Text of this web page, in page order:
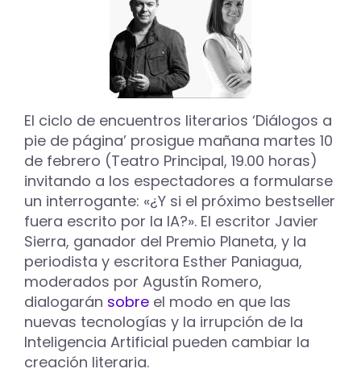
El ciclo de encuentros literarios ‘Diálogos a
pie de página’ prosigue mañana martes 10
de febrero (Teatro Principal, 19.00 horas)
invitando a los espectadores a formularse
un interrogante: «¿Y si el próximo bestseller
fuera escrito por la IA?». El escritor Javier
Sierra, ganador del Premio Planeta, y la
periodista y escritora Esther Paniagua,
moderados por Agustín Romero,
dialogarán sobre el modo en que las
nuevas tecnologías y la irrupción de la
Inteligencia Artificial pueden cambiar la
creación literaria.